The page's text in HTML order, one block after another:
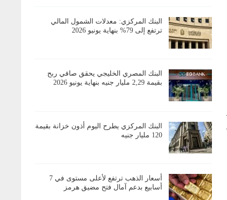
البنك المركزي: معدلات الشمول المالي
ترتفع إلى 79% بنهاية يونيو 2026
البنك المصري الخليجي يحقق صافي ربح
بقيمة 2,29 مليار جنيه بنهاية يونيو 2026
البنك المركزي يطرح اليوم أذون خزانة بقيمة
120 مليار جنيه
أسعار الذهب ترتفع لأعلى مستوى في 7
أسابيع بدعم آمال فتح مضيق هرمز